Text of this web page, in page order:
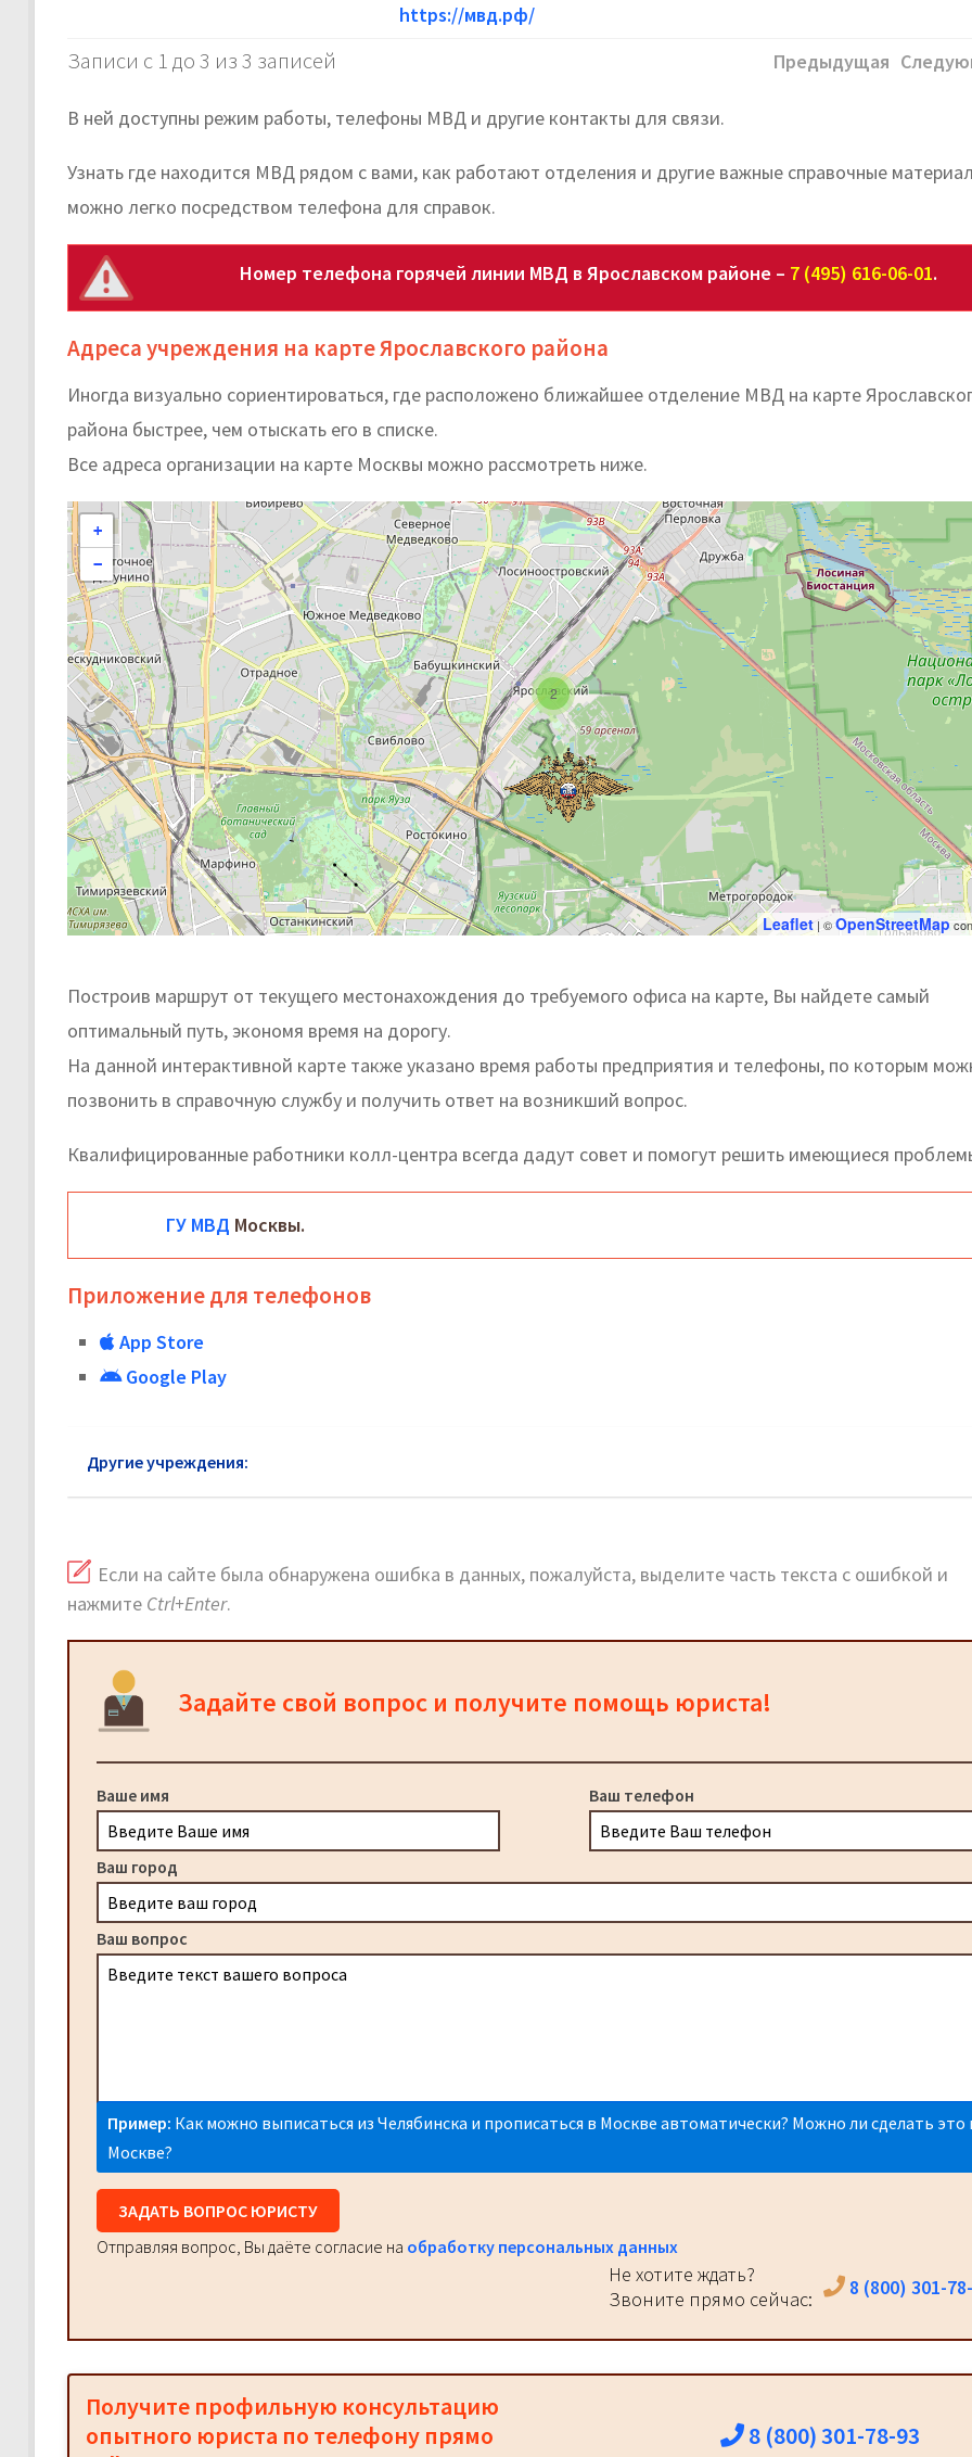
https://мвд.рф/
Записи с 1 до 3 из 3 записей Предыдущая
В ней доступны режим работы, телефоны МВД и другие контакты для связи.
Узнать где находится МВД рядом с вами, как работают отделения и другие важные справочные
можно легко посредством телефона для справок.
Номер телефона горячей линии МВД в Ярославском районе – 7 (495) 616-06-01.
Адреса учреждения на карте Ярославского района
Иногда визуально сориентироваться, где расположено ближайшее отделение МВД на карте
района быстрее, чем отыскать его в списке.
Все адреса организации на карте Москвы можно рассмотреть ниже.
2
+
−
Leaflet | ©OpenStreetMap
Построив маршрут от текущего местонахождения до требуемого офиса на карте, Вы найдете самый
оптимальный путь, экономя время на дорогу.
На данной интерактивной карте также указано время работы предприятия и телефоны, по которым
позвонить в справочную службу и получить ответ на возникший вопрос.
Квалифицированные работники колл-центра всегда дадут совет и помогут решить имеющиеся
ГУ МВД Москвы.
Приложение для телефонов
App Store
Google Play
Другие учреждения:
Если на сайте была обнаружена ошибка в данных, пожалуйста, выделите часть текста с ошибкой и
нажмите Ctrl+Enter.
Задайте свой вопрос и получите помощь юриста!
Ваше имя Ваш телефон
Ваш город
Ваш вопрос
Пример: Как можно выписаться из Челябинска и прописаться в Москве автоматически? Можно ли сделать это
Москве?
ЗАДАТЬ ВОПРОС ЮРИСТУ
Отправляя вопрос, Вы даёте согласие на обработку персональных данных
Не хотите ждать?
Звоните прямо сейчас:
8 (800) 301-
Получите профильную консультацию
опытного юриста по телефону прямо
8 (800) 301-78-93